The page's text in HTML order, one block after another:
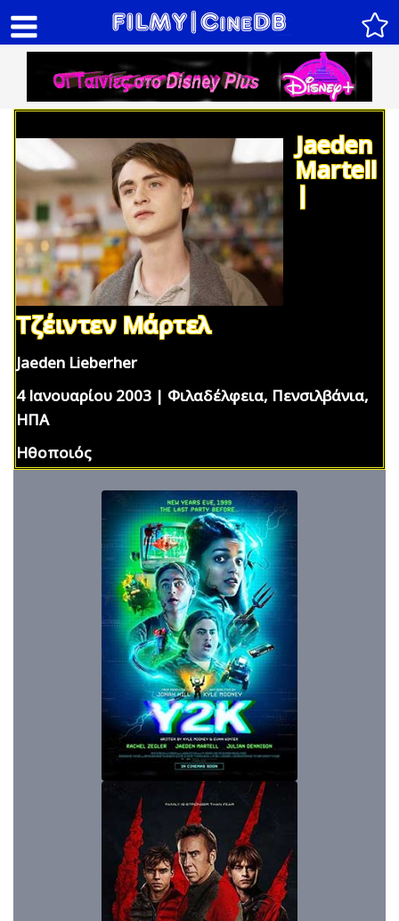
Jaeden
Martell
|
Τζέιντεν Μάρτελ
Jaeden Lieberher
4 Ιανουαρίου 2003 | Φιλαδέλφεια, Πενσιλβάνια,
ΗΠΑ
Ηθοποιός